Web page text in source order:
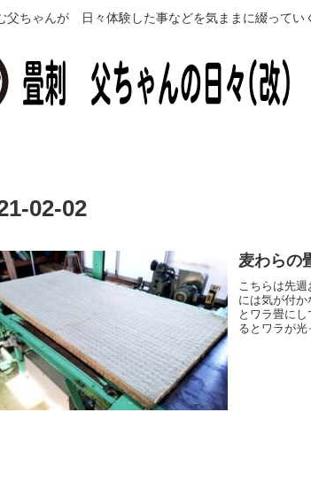
父ちゃんが 日々体験した事などを気ままに綴ってい
02-02
麦わらの
こちらは先
には気が付
とワラ畳に
るとワラが光